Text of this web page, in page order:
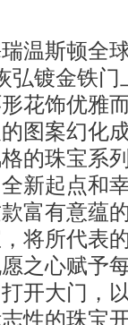
温斯顿全
弘镀金铁门
花饰优雅
图案幻化
的珠宝系
新起点和
富有意蕴
将所代表
之心赋予
开大门，